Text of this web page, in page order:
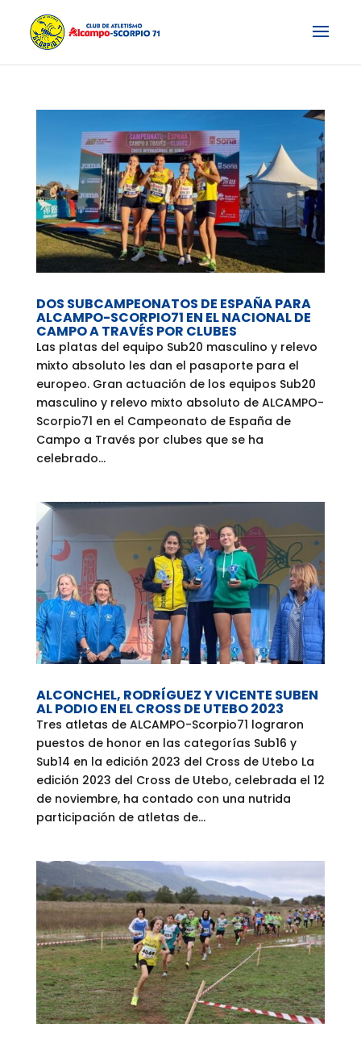
DOS SUBCAMPEONATOS DE ESPAÑA PARA
ALCAMPO-SCORPIO71 EN EL NACIONAL DE
CAMPO A TRAVÉS POR CLUBES
Las platas del equipo Sub20 masculino y relevo
mixto absoluto les dan el pasaporte para el
europeo. Gran actuación de los equipos Sub20
masculino y relevo mixto absoluto de ALCAMPO-
Scorpio71 en el Campeonato de España de
Campo a Través por clubes que se ha
celebrado...
ALCONCHEL, RODRÍGUEZ Y VICENTE SUBEN
AL PODIO EN EL CROSS DE UTEBO 2023
Tres atletas de ALCAMPO-Scorpio71 lograron
puestos de honor en las categorías Sub16 y
Sub14 en la edición 2023 del Cross de Utebo La
edición 2023 del Cross de Utebo, celebrada el 12
de noviembre, ha contado con una nutrida
participación de atletas de...